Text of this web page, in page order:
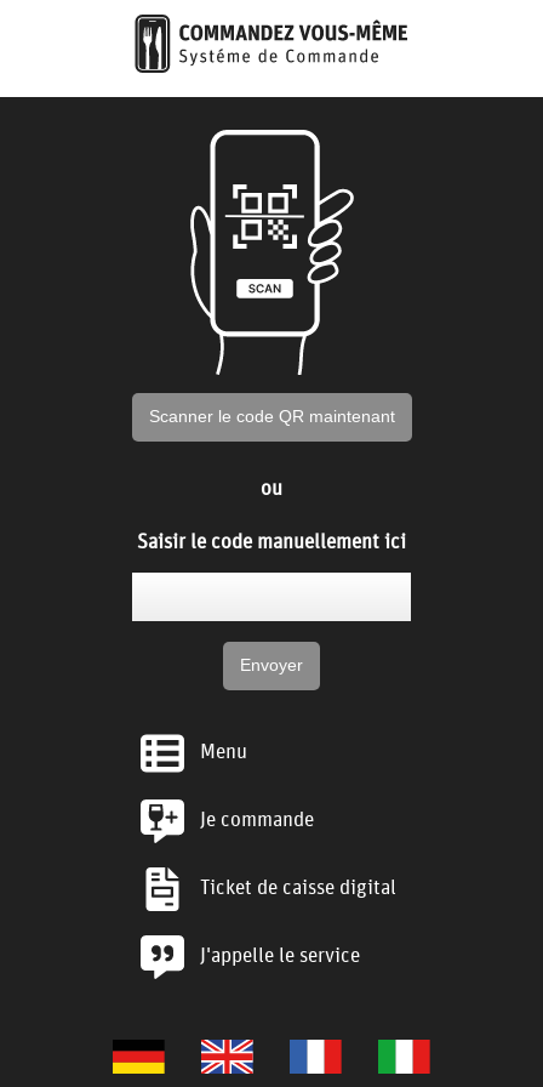
Scanner le code QR maintenant
ou
Saisir le code manuellement ici
Menu
Je commande
Ticket de caisse digital
J'appelle le service